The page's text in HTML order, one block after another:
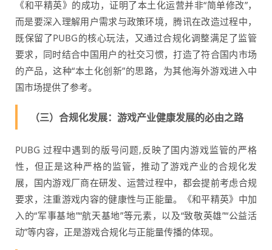
《和平精英》的成功，证明了本土化运营并非“简单修改”，
而是要深入理解用户需求与政策环境，腾讯在改造过程中，
既保留了PUBG的核心玩法，又通过合规化调整满足了监管
要求，同时结合中国用户的社交习惯，打造了符合国内市场
的产品，这种“本土化创新”的思路，为其他海外游戏进入中
国市场提供了参考。
（三）合规化发展：游戏产业健康发展的必由之路
PUBG 过程中遇到的版号问题,反映了国内游戏监管的严格
性，但正是这种严格的监管，推动了游戏产业的合规化发
展，国内游戏厂商在研发、运营过程中，都会提前考虑合规
要求，注重游戏内容的健康性与正能量。《和平精英》中加
入的“军事基地”“航天基地”等元素，以及“致敬英雄”“公益活
动”等内容，正是游戏合规化与正能量传播的体现。